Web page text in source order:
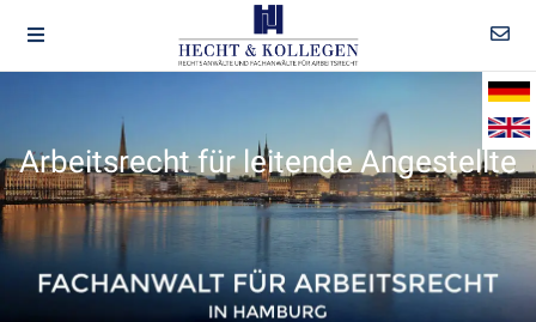
Arbeitsrecht für leitende Angestellte